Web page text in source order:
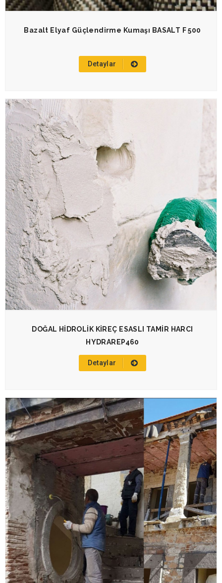
Bazalt Elyaf Güçlendirme Kumaşı BASALT F 500
Detaylar
DOĞAL HİDROLİK KİREÇ ESASLI TAMİR HARCI
HYDRAREP460
Detaylar